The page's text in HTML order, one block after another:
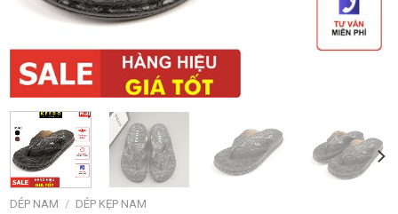
DÉP NAM / DÉP KẸP NAM